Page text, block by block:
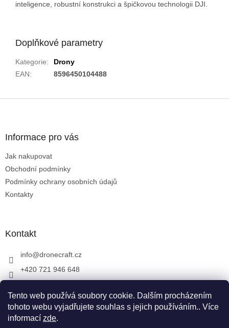
Tento web používá soubory cookie. Dalším procházením
tohoto webu vyjadřujete souhlas s jejich používáním.. Více
informací zde.
inteligence, robustní konstrukci a špičkovou technologii DJI.
Doplňkové parametry
Kategorie:
Drony
EAN: 8596450104488
Informace pro vás
Jak nakupovat
Obchodní podmínky
Podmínky ochrany osobních údajů
Kontakty
Kontakt
info@dronecraft.cz
+420 721 946 648
dronecraftcz